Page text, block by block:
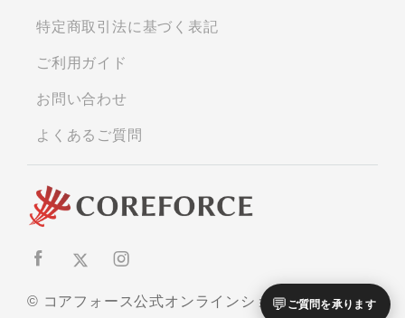
© コアフォース公式オンラインショップ
特定商取引法に基づく表記
ご利用ガイド
お問い合わせ
よくあるご質問
💬 ご質問を承ります